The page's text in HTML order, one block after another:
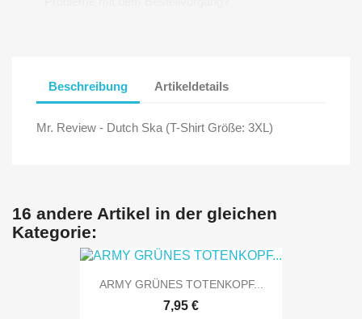
Beschreibung Artikeldetails
Mr. Review - Dutch Ska (T-Shirt Größe: 3XL)
16 andere Artikel in der gleichen
Kategorie:
ARMY GRÜNES TOTENKOPF...
7,95 €